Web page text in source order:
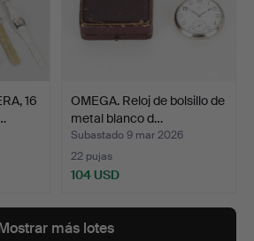
16
OMEGA. Reloj de bolsillo de
metal blanco d…
Subastado 9 mar 2026
22 pujas
104 USD
más lotes